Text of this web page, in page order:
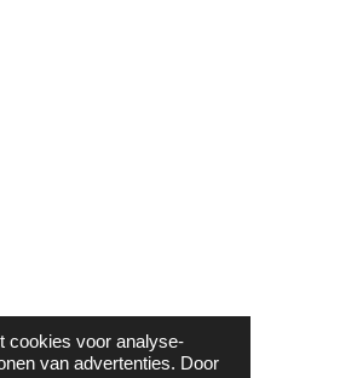
cookies voor analyse-
van advertenties. Door